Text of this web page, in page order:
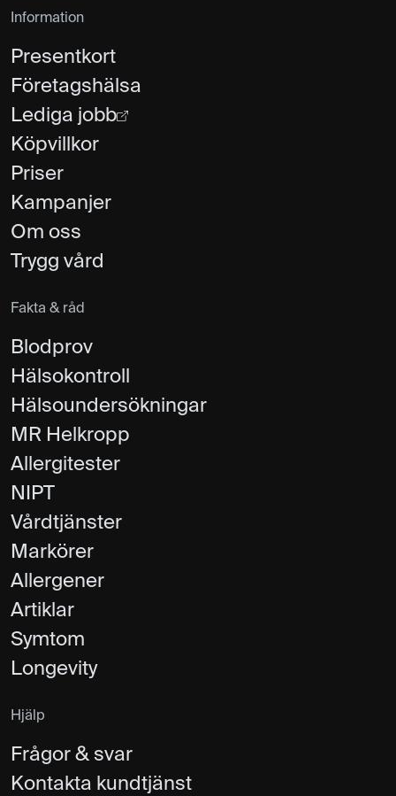
Information
Presentkort
Företagshälsa
Lediga jobb
Köpvillkor
Priser
Kampanjer
Om oss
Trygg vård
Fakta & råd
Blodprov
Hälsokontroll
Hälsoundersökningar
MR Helkropp
Allergitester
NIPT
Vårdtjänster
Markörer
Allergener
Artiklar
Symtom
Longevity
Hjälp
Frågor & svar
Kontakta kundtjänst